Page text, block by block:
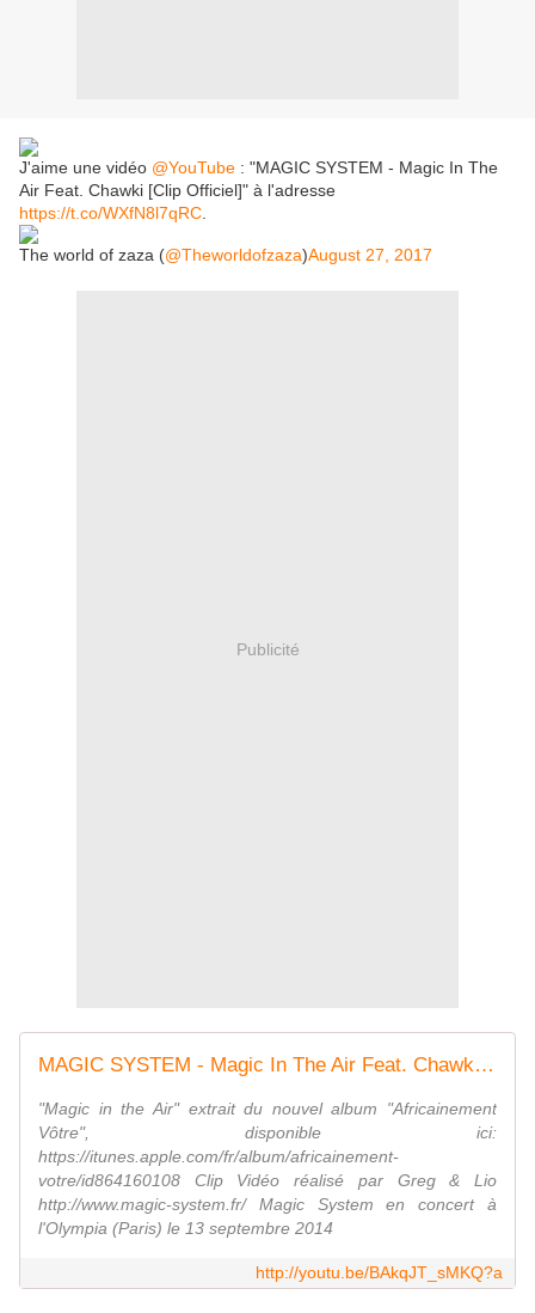
J'aime une vidéo @YouTube : "MAGIC SYSTEM - Magic In The
Air Feat. Chawki [Clip Officiel]" à l'adresse
https://t.co/WXfN8l7qRC
The world of zaza (@Theworldofzaza)August 27, 2017
Publicité
MAGIC SYSTEM - Magic In The Air Feat. Chawki [Clip Officiel]
"Magic in the Air" extrait du nouvel album "Africainement
Vôtre", disponible ici:
https://itunes.apple.com/fr/album/africainement-
votre/id864160108 Clip Vidéo réalisé par Greg & Lio
http://www.magic-system.fr/ Magic System en concert à
l'Olympia (Paris) le 13 septembre 2014
http://youtu.be/BAkqJT_sMKQ?a